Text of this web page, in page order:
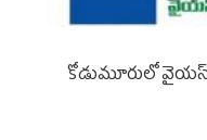
కోడుమూరులో